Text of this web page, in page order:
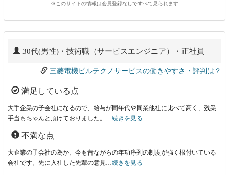
※このサイトの情報は会員登録なしですべて見られます
30代(男性)・技術職（サービスエンジニア）・正社員
三菱電機ビルテクノサービスの働きやすさ・評判は？
満足している点
大手企業の子会社になるので、給与が同年代や同業他社に比べて高く、残業
手当もちゃんと頂けておりました。…続きを見る
不満な点
大企業の子会社の為か、今も昔ながらの年功序列の制度が強く根付いている
会社です。先に入社した先輩の意見…続きを見る